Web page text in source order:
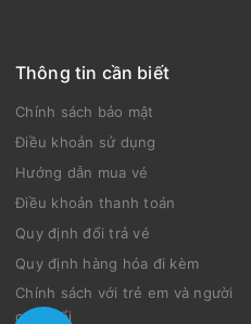
Thông tin cần biết
Chính sách bảo mật
Điều khoản sử dụng
Hướng dẫn mua vé
Điều khoản thanh toán
Quy định đổi trả vé
Quy định hàng hóa đi kèm
Chính sách với trẻ em và người
cao tuổi